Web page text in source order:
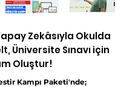
Zekâsıyla Okulda
Üniversite Sınavı için
Oluştur!
Kampı Paketi'nde;